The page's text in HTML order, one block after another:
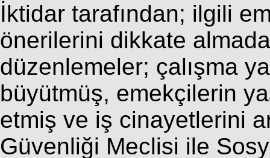
İktidar tarafından; ilgili
önerilerini dikkate
düzenlemeler; çalışma
büyütmüş, emekçilerin
etmiş ve iş cinayetlerini
Güvenliği Meclisi ile